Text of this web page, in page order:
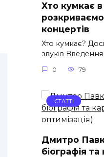
Хто кумкає
концертів
Хто кумкає?
звуків
0 79
СТАТТІ
Дмитро
біографія